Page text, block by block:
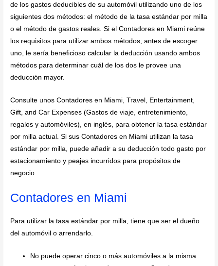
de los gastos deducibles de su automóvil utilizando uno de los
siguientes dos métodos: el método de la tasa estándar por milla
o el método de gastos reales. Si el Contadores en Miami reúne
los requisitos para utilizar ambos métodos; antes de escoger
uno, le sería beneficioso calcular la deducción usando ambos
métodos para determinar cuál de los dos le provee una
deducción mayor.
Consulte unos Contadores en Miami, Travel, Entertainment,
Gift, and Car Expenses (Gastos de viaje, entretenimiento,
regalos y automóviles), en inglés, para obtener la tasa estándar
por milla actual. Si sus Contadores en Miami utilizan la tasa
estándar por milla, puede añadir a su deducción todo gasto por
estacionamiento y peajes incurridos para propósitos de
negocio.
Contadores en Miami
Para utilizar la tasa estándar por milla, tiene que ser el dueño
del automóvil o arrendarlo.
No puede operar cinco o más automóviles a la misma